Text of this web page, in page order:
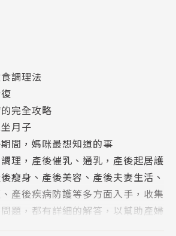
調理法
完全攻略
月子
，媽咪最想知道的事
，產後催乳、通乳，產後起居護
瘦身、產後美容、產後夫妻生活、
產後疾病防護等多方面入手，收集
題，都有詳細的解答，以幫助產婦